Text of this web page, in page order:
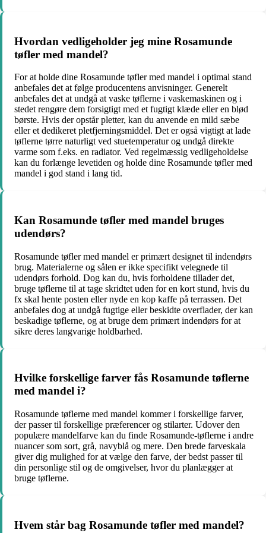
Hvordan vedligeholder jeg mine Rosamunde
tøfler med mandel?
For at holde dine Rosamunde tøfler med mandel i optimal stand
anbefales det at følge producentens anvisninger. Generelt
anbefales det at undgå at vaske tøflerne i vaskemaskinen og i
stedet rengøre dem forsigtigt med et fugtigt klæde eller en blød
børste. Hvis der opstår pletter, kan du anvende en mild sæbe
eller et dedikeret pletfjerningsmiddel. Det er også vigtigt at lade
tøflerne tørre naturligt ved stuetemperatur og undgå direkte
varme som f.eks. en radiator. Ved regelmæssig vedligeholdelse
kan du forlænge levetiden og holde dine Rosamunde tøfler med
mandel i god stand i lang tid.
Kan Rosamunde tøfler med mandel bruges
udendørs?
Rosamunde tøfler med mandel er primært designet til indendørs
brug. Materialerne og sålen er ikke specifikt velegnede til
udendørs forhold. Dog kan du, hvis forholdene tillader det,
bruge tøflerne til at tage skridtet uden for en kort stund, hvis du
fx skal hente posten eller nyde en kop kaffe på terrassen. Det
anbefales dog at undgå fugtige eller beskidte overflader, der kan
beskadige tøflerne, og at bruge dem primært indendørs for at
sikre deres langvarige holdbarhed.
Hvilke forskellige farver fås Rosamunde tøflerne
med mandel i?
Rosamunde tøflerne med mandel kommer i forskellige farver,
der passer til forskellige præferencer og stilarter. Udover den
populære mandelfarve kan du finde Rosamunde-tøflerne i andre
nuancer som sort, grå, navyblå og mere. Den brede farveskala
giver dig mulighed for at vælge den farve, der bedst passer til
din personlige stil og de omgivelser, hvor du planlægger at
bruge tøflerne.
Hvem står bag Rosamunde tøfler med mandel?